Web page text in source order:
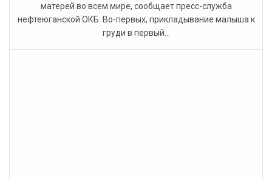
матерей во всем мире, сообщает пресс-служба
нефтеюганской ОКБ. Во-первых, прикладывание малыша к
груди в первый...